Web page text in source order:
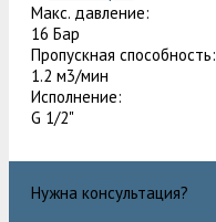
Макс. давление:
16 Бар
Пропускная способность:
1.2 м3/мин
Исполнение:
G 1/2"
Нужна консультация?